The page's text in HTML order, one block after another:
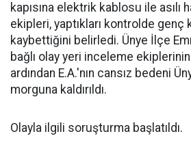
kapısına elektrik kablosu ile asılı
ekipleri, yaptıkları kontrolde genç
kaybettiğini belirledi. Ünye İlçe
bağlı olay yeri inceleme ekiplerinin
ardından E.A.'nın cansız bedeni
morguna kaldırıldı.
Olayla ilgili soruşturma başlatıldı.